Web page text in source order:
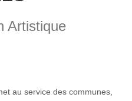
Artistique
au service des communes,